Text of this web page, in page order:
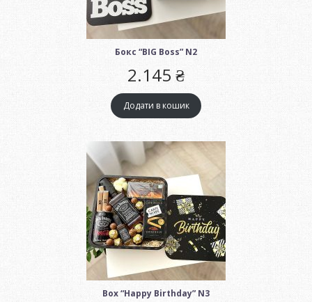
Бокс “BIG Boss” N2
2.145 ₴
Додати в кошик
Box “Happy Birthday” N3